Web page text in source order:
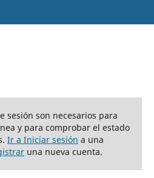
sesión son necesarios para
y para comprobar el estado
Ir a Iniciar sesión a una
una nueva cuenta.